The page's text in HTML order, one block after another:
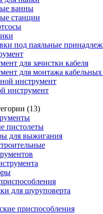
ванны
станции
под паяльные
для зачистки кабеля
для монтажа кабельных
инструмент
инструмент
(13)
пистолеты
для выжигания
для шуруповерта
приспособления